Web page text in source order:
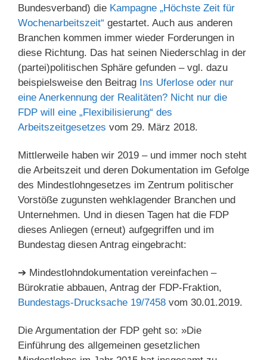
Bundesverband) die Kampagne „Höchste Zeit für
Wochenarbeitszeit“ gestartet. Auch aus anderen
Branchen kommen immer wieder Forderungen in
diese Richtung. Das hat seinen Niederschlag in der
(partei)politischen Sphäre gefunden – vgl. dazu
beispielsweise den Beitrag Ins Uferlose oder nur
eine Anerkennung der Realitäten? Nicht nur die
FDP will eine „Flexibilisierung“ des
Arbeitszeitgesetzes vom 29. März 2018.
Mittlerweile haben wir 2019 – und immer noch steht
die Arbeitszeit und deren Dokumentation im Gefolge
des Mindestlohngesetzes im Zentrum politischer
Vorstöße zugunsten wehklagender Branchen und
Unternehmen. Und in diesen Tagen hat die FDP
dieses Anliegen (erneut) aufgegriffen und im
Bundestag diesen Antrag eingebracht:
➔ Mindestlohndokumentation vereinfachen –
Bürokratie abbauen, Antrag der FDP-Fraktion,
Bundestags-Drucksache 19/7458 vom 30.01.2019.
Die Argumentation der FDP geht so: »Die
Einführung des allgemeinen gesetzlichen